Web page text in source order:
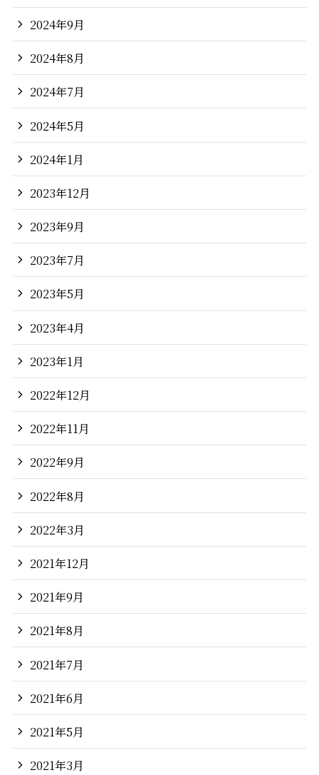
2024年9月
2024年8月
2024年7月
2024年5月
2024年1月
2023年12月
2023年9月
2023年7月
2023年5月
2023年4月
2023年1月
2022年12月
2022年11月
2022年9月
2022年8月
2022年3月
2021年12月
2021年9月
2021年8月
2021年7月
2021年6月
2021年5月
2021年3月